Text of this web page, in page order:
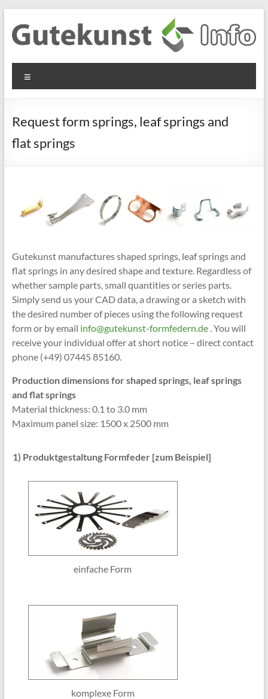
content
Gutekunst
Formfedern
GmbH
Informationen
Flachmaterial
Request form springs, leaf springs and
flat springs
Gutekunst manufactures shaped springs, leaf springs and
flat springs in any desired shape and texture. Regardless of
whether sample parts, small quantities or series parts.
Simply send us your CAD data, a drawing or a sketch with
the desired number of pieces using the following request
form or by email info@gutekunst-formfedern.de. You will
receive your individual offer at short notice – direct contact
phone (+49) 07445 85160.
Production dimensions for shaped springs, leaf springs
and flat springs
Material thickness: 0.1 to 3.0 mm
Maximum panel size: 1500 x 2500 mm
1) Produktgestaltung Formfeder [zum Beispiel]
einfache Form
komplexe Form